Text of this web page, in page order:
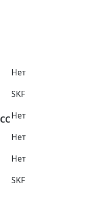
Нет
SKF
Нет
Нет
Нет
SKF